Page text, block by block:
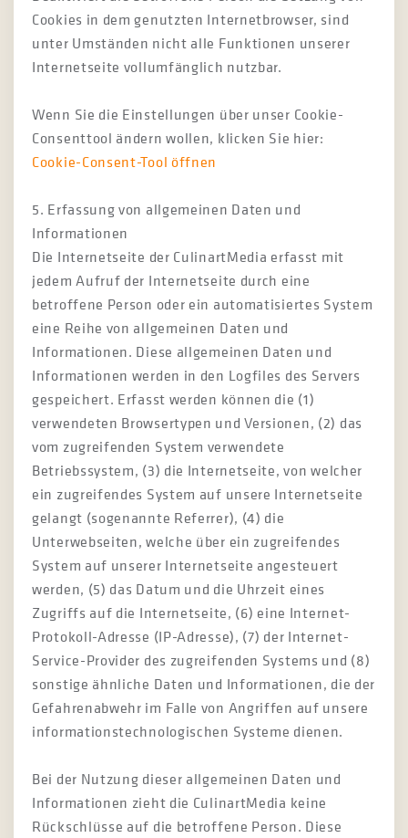
Cookies in dem genutzten Internetbrowser, sind
unter Umständen nicht alle Funktionen unserer
Internetseite vollumfänglich nutzbar.
Wenn Sie die Einstellungen über unser Cookie-
Consenttool ändern wollen, klicken Sie hier:
Cookie-Consent-Tool öffnen
5. Erfassung von allgemeinen Daten und
Informationen
Die Internetseite der CulinartMedia erfasst mit
jedem Aufruf der Internetseite durch eine
betroffene Person oder ein automatisiertes System
eine Reihe von allgemeinen Daten und
Informationen. Diese allgemeinen Daten und
Informationen werden in den Logfiles des Servers
gespeichert. Erfasst werden können die (1)
verwendeten Browsertypen und Versionen, (2) das
vom zugreifenden System verwendete
Betriebssystem, (3) die Internetseite, von welcher
ein zugreifendes System auf unsere Internetseite
gelangt (sogenannte Referrer), (4) die
Unterwebseiten, welche über ein zugreifendes
System auf unserer Internetseite angesteuert
werden, (5) das Datum und die Uhrzeit eines
Zugriffs auf die Internetseite, (6) eine Internet-
Protokoll-Adresse (IP-Adresse), (7) der Internet-
Service-Provider des zugreifenden Systems und (8)
sonstige ähnliche Daten und Informationen, die der
Gefahrenabwehr im Falle von Angriffen auf unsere
informationstechnologischen Systeme dienen.
Bei der Nutzung dieser allgemeinen Daten und
Informationen zieht die CulinartMedia keine
Rückschlüsse auf die betroffene Person. Diese